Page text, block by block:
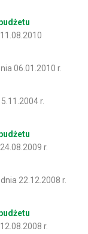
06.01.2010 r.
r.
r.
22.12.2008 r.
r.